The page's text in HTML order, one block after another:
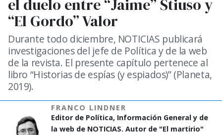
el duelo entre “Jaime” Stiuso y
“El Gordo” Valor
Durante todo diciembre, NOTICIAS publicará
investigaciones del jefe de Política y de la web
de la revista. El presente capítulo pertenece al
libro “Historias de espías (y espiados)” (Planeta,
2019).
FRANCO LINDNER
Editor de Política, Información General y de
la web de NOTICIAS. Autor de "El martirio"